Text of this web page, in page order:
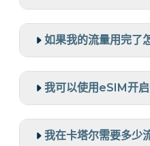
如果我的流量用完了
我可以使用eSIM开启
我在卡塔尔需要多少